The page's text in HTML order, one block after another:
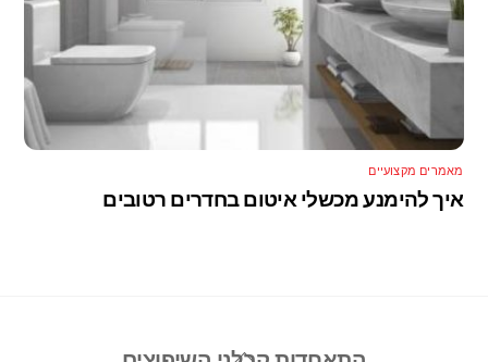
מאמרים מקצועיים
איך להימנע מכשלי איטום בחדרים רטובים
Back